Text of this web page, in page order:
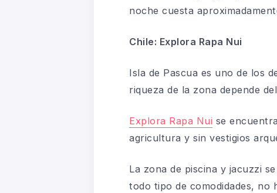
noche cuesta
Chile: Explora Rapa Nui
Isla de Pascua es uno de los
riqueza de la zona depende
Explora Rapa Nui se
agricultura y sin vestigios
La zona de piscina y jacuzzi
todo tipo de comodidades, no